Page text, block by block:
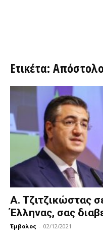
Ετικέτα:
Α. Τζιτζικώστας
Έλληνας, σας
Έμβολος - 02/12/2021